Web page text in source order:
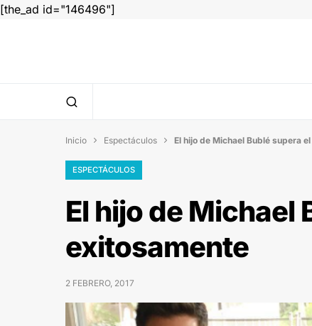
[the_ad id="146496"]
Inicio  Espectáculos  El hijo de Michael Bublé supera
ESPECTÁCULOS
El hijo de Michael
exitosamente
2 FEBRERO, 2017